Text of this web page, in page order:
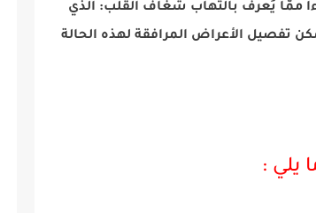
ممّا يُعرف بالتهاب شغاف القلب: الذي
تفصيل الأعراض المرافقة لهذه الحالة
يلي :